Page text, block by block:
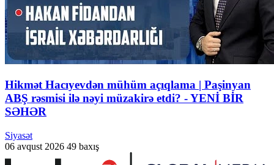
Hikmət Hacıyevdən mühüm açıqlama | Paşinyan
ABŞ rəsmisi ilə nəyi müzakirə etdi? - YENİ BİR
SƏHƏR
Siyasət
06 avqust 2026 49 baxış